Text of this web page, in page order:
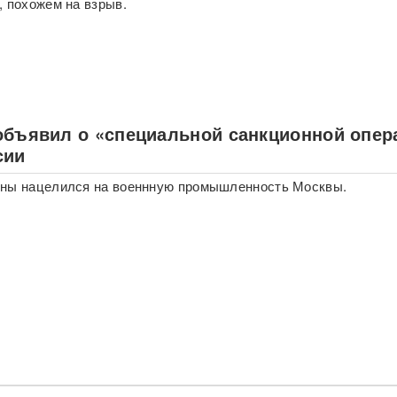
о «специальной санкционной
нацелился на военнную промышленность Москвы.